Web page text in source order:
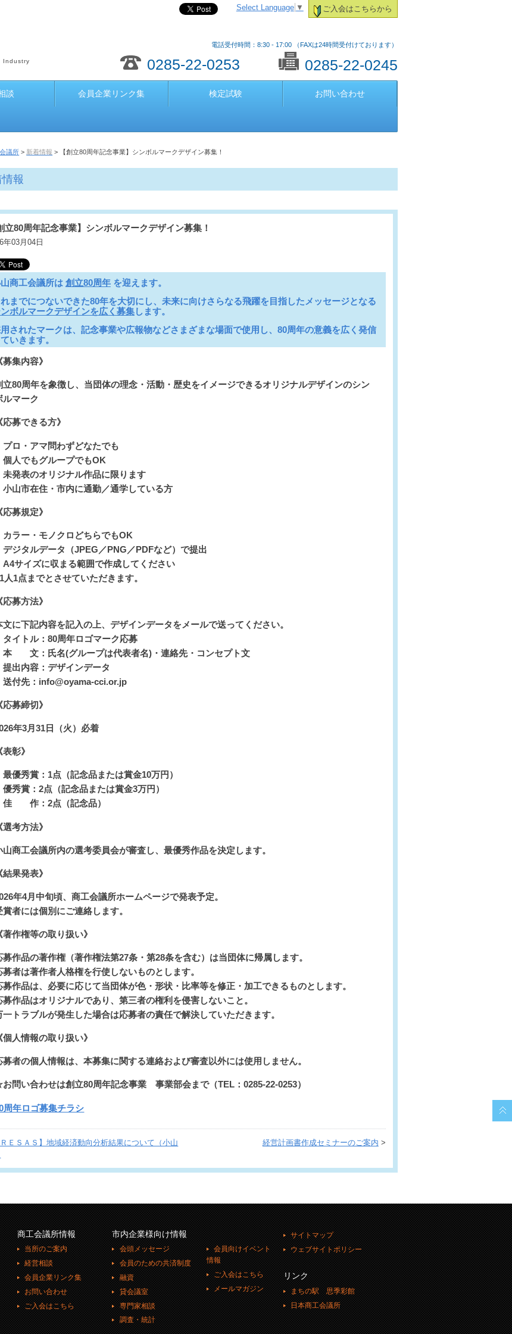
ご入会はこちらから
Select Language ▼
Industry
電話受付時間：8:30 - 17:00 （FAXは24時間受付けております）
0285-22-0253 0285-22-0245
談 会員企業リンク集 検定試験 お問い合わせ
議所 > 新着情報 > 【創立80周年記念事業】シンボルマークデザイン募集！
報
立80周年記念事業】シンボルマークデザイン募集！
年03月04日
商工会議所は 創立80周年を迎えます。
れまでにつないできた80年を大切にし、未来に向けさらなる飛躍を目指したメッセージとなる
ボルマークデザインを広く募集します。
されたマークは、記念事業や広報物などさまざまな場面で使用し、80周年の意義を広く発信
いきます。
募集内容》
立80周年を象徴し、当団体の理念・活動・歴史をイメージできるオリジナルデザインのシン
ルマーク
応募できる方》
プロ・アマ問わずどなたでも
個人でもグループでもOK
未発表のオリジナル作品に限ります
小山市在住・市内に通勤／通学している方
応募規定》
カラー・モノクロどちらでもOK
デジタルデータ（JPEG／PNG／PDFなど）で提出
A4サイズに収まる範囲で作成してください
人1点までとさせていただきます。
応募方法》
文に下記内容を記入の上、デザインデータをメールで送ってください。
タイトル：80周年ロゴマーク応募
本 文：氏名(グループは代表者名)・連絡先・コンセプト文
提出内容：デザインデータ
送付先：info@oyama-cci.or.jp
応募締切》
年3月31日（火）必着
表彰》
最優秀賞：1点（記念品または賞金10万円）
優秀賞：2点（記念品または賞金3万円）
佳 作：2点（記念品）
選考方法》
山商工会議所内の選考委員会が審査し、最優秀作品を決定します。
結果発表》
年4月中旬頃、商工会議所ホームページで発表予定。
賞者には個別にご連絡します。
著作権等の取り扱い》
募作品の著作権（著作権法第27条・第28条を含む）は当団体に帰属します。
募者は著作者人格権を行使しないものとします。
募作品は、必要に応じて当団体が色・形状・比率等を修正・加工できるものとします。
募作品はオリジナルであり、第三者の権利を侵害しないこと。
一トラブルが発生した場合は応募者の責任で解決していただきます。
個人情報の取り扱い》
募者の個人情報は、本募集に関する連絡および審査以外には使用しません。
問い合わせは創立80周年記念事業 事業部会まで（TEL：0285-22-0253）
周年ロゴ募集チラシ
ＲＥＳＡＳ】地域経済動向分析結果について（小山
経営計画書作成セミナーのご案内 >
商工会議所情報
当所のご案内
経営相談
会員企業リンク集
お問い合わせ
ご入会はこちら
市内企業様向け情報
会頭メッセージ
会員のための共済制度
融資
貸会議室
専門家相談
調査・統計
会員向けイベント
情報
ご入会はこちら
メールマガジン
サイトマップ
ウェブサイトポリシー
リンク
まちの駅 思季彩館
日本商工会議所